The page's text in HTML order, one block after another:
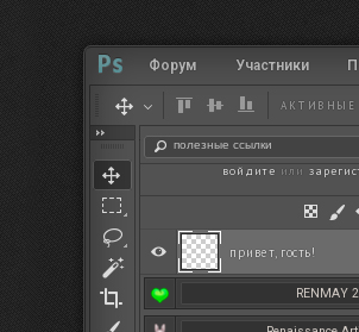
RENMAY
полезные ссылки
Форум Участники
АКТИВНЫЕ
привет, гость!
войдите или